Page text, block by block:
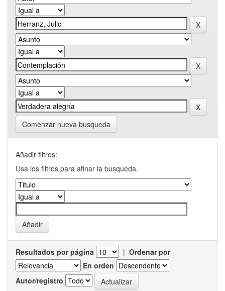
Comenzar nueva busqueda
Añadir filtros:
Usa los filtros para afinar la busqueda.
Resultados por página | Ordenar por
En orden
Autor/registro